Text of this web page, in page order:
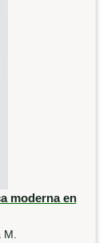
moderna en